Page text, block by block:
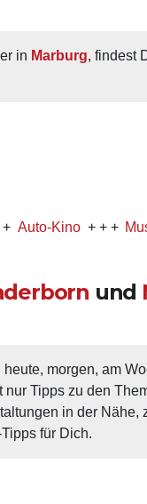
in Marburg , findest
+ + + Musical +
und
heute, morgen, am
Tipps zu den
in der Nähe,
für Dich.